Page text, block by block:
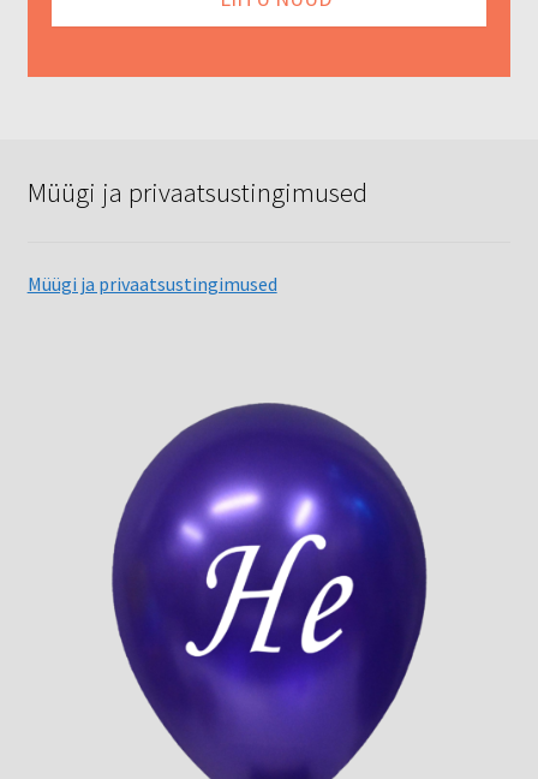
Müügi ja privaatsustingimused
Müügi ja privaatsustingimused